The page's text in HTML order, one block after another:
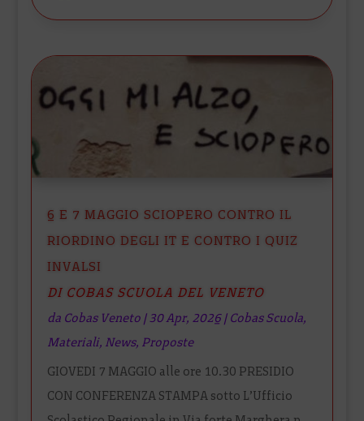
6 E 7 MAGGIO SCIOPERO CONTRO IL
RIORDINO DEGLI IT E CONTRO I QUIZ
INVALSI
DI COBAS SCUOLA DEL VENETO
da Cobas Veneto |30 Apr, 2026| Cobas Scuola,
Materiali, News, Proposte
GIOVEDI 7 MAGGIO alle ore 10.30 PRESIDIO
CON CONFERENZA STAMPA sotto L’Ufficio